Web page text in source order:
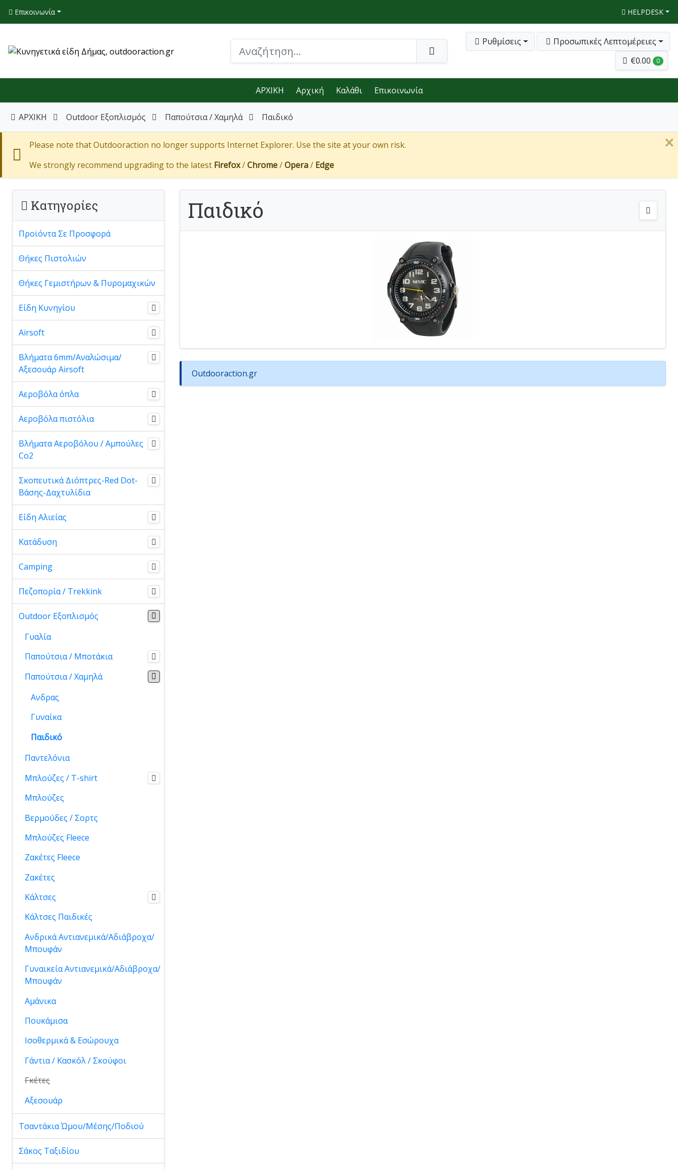
Επικοινωνία HELPDESK
Ρυθμίσεις
Προσωπικές Λεπτομέρειες
€0.00
0
ΑΡΧΙΚΗ Αρχική Καλάθι Επικοινωνία
ΑΡΧΙΚΗ Outdoor Εξοπλισμός Παπούτσια / Χαμηλά Παιδικό
Please note that Outdooraction no longer supports Internet Explorer. Use the site at your own risk.
We strongly recommend upgrading to the latest Firefox/Chrome/Opera/ Edge
×
Παιδικό
Outdooraction.gr
Κατηγορίες
Προϊόντα Σε Προσφορά
Θήκες Πιστολιών
Θήκες Γεμιστήρων & Πυρομαχικών
Είδη Κυνηγίου
Airsoft
Βλήματα 6mm/Αναλώσιμα/
Αξεσουάρ Airsoft
Αεροβόλα όπλα
Αεροβόλα πιστόλια
Βλήματα Αεροβόλου / Αμπούλες
Co2
Σκοπευτικά Διόπτρες-Red Dot-
Βάσης-Δαχτυλίδια
Είδη Αλιείας
Κατάδυση
Camping
Πεζοπορία / Trekkink
Outdoor Εξοπλισμός
Γυαλία
Παπούτσια / Μποτάκια
Παπούτσια / Χαμηλά
Ανδρας
Γυναίκα
Παιδικό
Παντελόνια
Μπλούζες / T-shirt
Μπλούζες
Βερμούδες / Σορτς
Μπλούζες Fleece
Ζακέτες Fleece
Ζακέτες
Κάλτσες
Κάλτσες Παιδικές
Ανδρικά Αντιανεμικά/Αδιάβροχα/
Μπουφάν
Γυναικεία Αντιανεμικά/Αδιάβροχα/
Μπουφάν
Αμάνικα
Πουκάμισα
Ισοθερμικά & Εσώρουχα
Γάντια / Κασκόλ / Σκούφοι
Γκέτες
Αξεσουάρ
Τσαντάκια Ώμου/Μέσης/Ποδιού
Σάκος Ταξιδίου